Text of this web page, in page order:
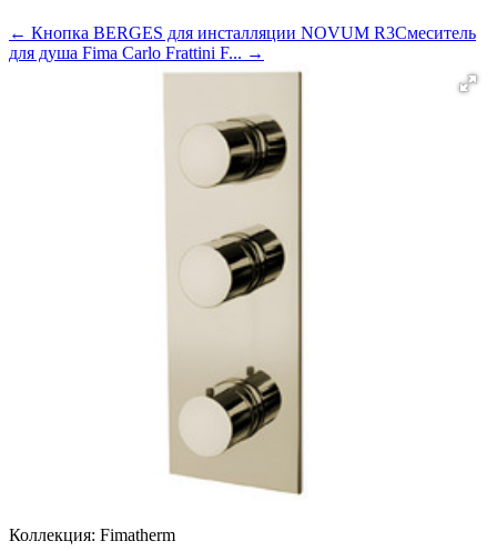
← Кнопка BERGES для инсталляции NOVUM R3Смеситель
для душа Fima Carlo Frattini F... →
Коллекция: Fimatherm